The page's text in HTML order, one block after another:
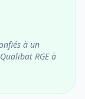
à un
RGE à